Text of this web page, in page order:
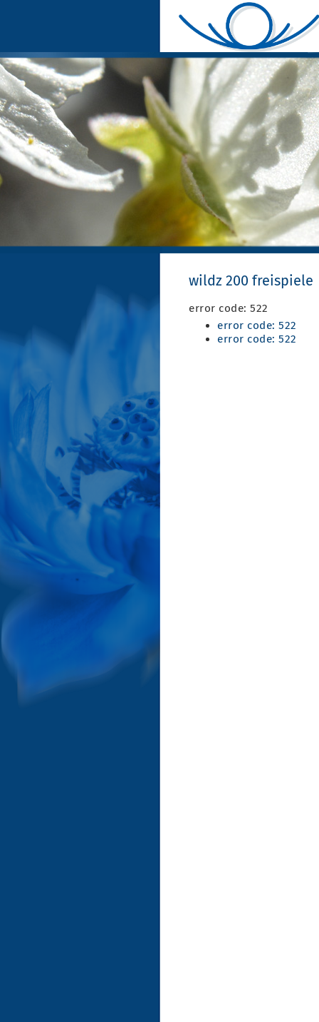
wildz 200 freispiele
error code: 522
error code: 522
error code: 522